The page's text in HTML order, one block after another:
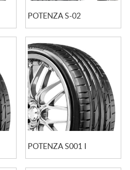
POTENZA S-02
POTENZA S001 I